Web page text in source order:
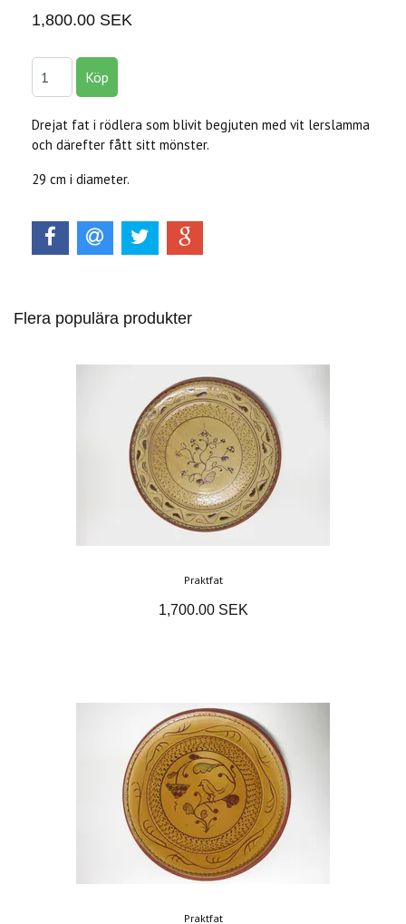
1,800.00 SEK
Drejat fat i rödlera som blivit begjuten med vit lerslamma
och därefter fått sitt mönster.
29 cm i diameter.
Flera populära produkter
Praktfat
1,700.00 SEK
Praktfat